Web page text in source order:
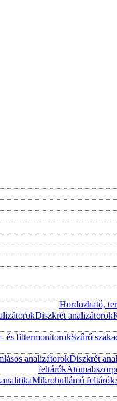
Hordozható,
Diszkrét analizátorok
és filtermonitorokSzűrő
analizátorokDiszkrét
feltárók
Mikrohullámú feltárók